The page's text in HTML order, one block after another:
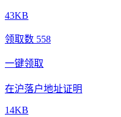
43KB
领取数 558
一键领取
在沪落户地址证明
14KB